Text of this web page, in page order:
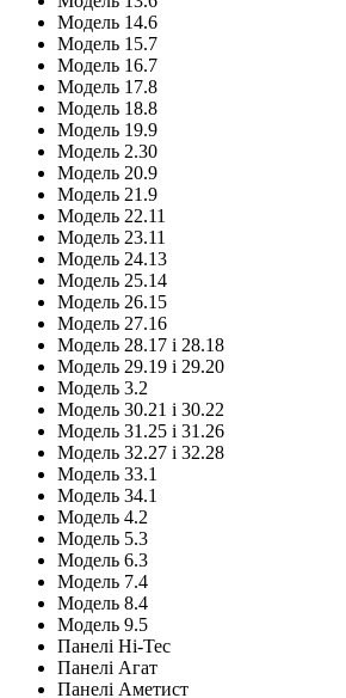
Модель 14.6
Модель 15.7
Модель 16.7
Модель 17.8
Модель 18.8
Модель 19.9
Модель 2.30
Модель 20.9
Модель 21.9
Модель 22.11
Модель 23.11
Модель 24.13
Модель 25.14
Модель 26.15
Модель 27.16
Модель 28.17 і 28.18
Модель 29.19 і 29.20
Модель 3.2
Модель 30.21 і 30.22
Модель 31.25 і 31.26
Модель 32.27 і 32.28
Модель 33.1
Модель 34.1
Модель 4.2
Модель 5.3
Модель 6.3
Модель 7.4
Модель 8.4
Модель 9.5
Панелі Hi-Tec
Панелі Агат
Панелі Аметист